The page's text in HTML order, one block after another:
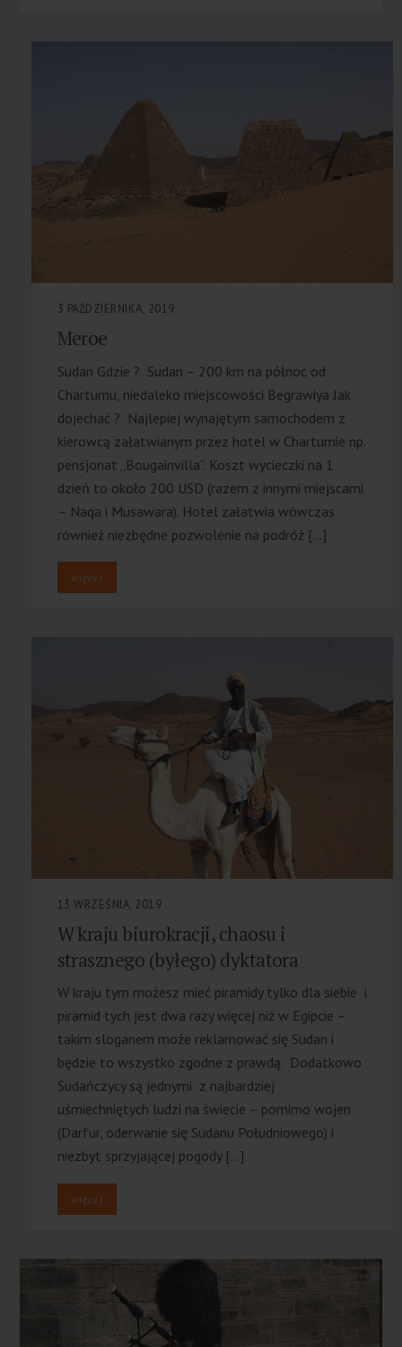
3 PAŹDZIERNIKA, 2019
Meroe
Sudan Gdzie ? Sudan – 200 km na północ od
Chartumu, niedaleko miejscowości Begrawiya Jak
dojechać ? Najlepiej wynajętym samochodem z
kierowcą załatwianym przez hotel w Chartumie np.
pensjonat „Bougainvilla”. Koszt wycieczki na 1
dzień to około 200 USD (razem z innymi miejscami
– Naqa i Musawara). Hotel załatwia wówczas
również niezbędne pozwolenie na podróż […]
więcej
13 WRZEŚNIA, 2019
W kraju biurokracji, chaosu i
strasznego (byłego) dyktatora
W kraju tym możesz mieć piramidy tylko dla siebie i
piramid tych jest dwa razy więcej niż w Egipcie –
takim sloganem może reklamować się Sudan i
będzie to wszystko zgodne z prawdą. Dodatkowo
Sudańczycy są jednymi z najbardziej
uśmiechniętych ludzi na świecie – pomimo wojen
(Darfur, oderwanie się Sudanu Południowego) i
niezbyt sprzyjającej pogody […]
więcej